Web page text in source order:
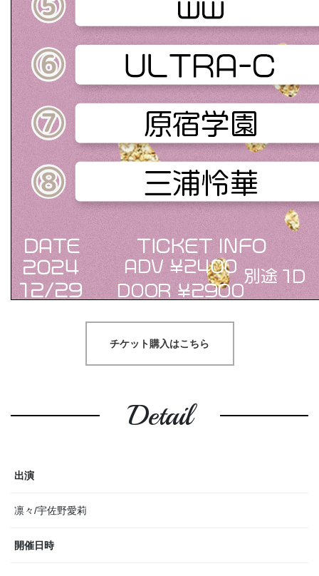
チケット購入はこちら
Detail
出演
凛々/宇佐野愛莉
開催日時